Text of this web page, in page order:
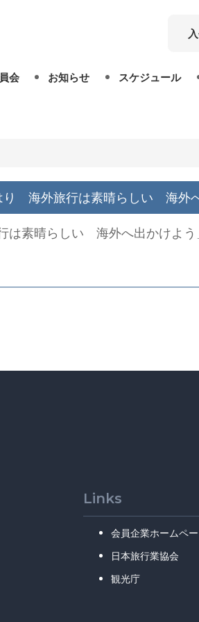
会 お知らせ スケジュール
り 海外旅行は素晴らしい 海外
素晴らしい 海外へ出かけよう
Links
会員企業ホームペ
日本旅行業協会
観光庁